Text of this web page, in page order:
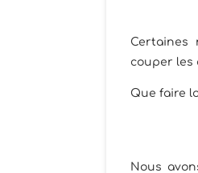
Certaines
couper les
Que faire
Nous